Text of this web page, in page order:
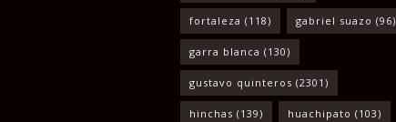
fortaleza (118) gabriel suazo (96)
garra blanca (130)
gustavo quinteros (2301)
hinchas (139) huachipato (103)